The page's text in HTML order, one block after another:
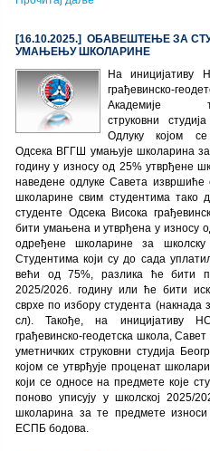
[16.10.2025.] ОБАВЕШТЕЊЕ ЗА
УМАЊЕЊУ ШКОЛАРИНЕ
На иницијативу
грађевинско-
Академије
струковни
Одлуку којом
Одсека ВГГШ умањује школарина
годину у износу од 25% утврђене
наведене одлуке Савета извршиће
школарине свим студентима тако
студенте Одсека Висока
бити умањена и утврђена у износу
одређене школарине за школску
Студентима који су до сада
већи од 75%, разлика ће бити
2025/2026. годину или ће бити
сврхе по избору студента (накнада
сл). Такође, на иницијативу
грађевинско-геодетска школа,
уметничких струковни студија
којом се утврђује проценат
који се односе на предмете које
поново уписују у школској 2025/
школарина за те предмете
ЕСПБ бодова.